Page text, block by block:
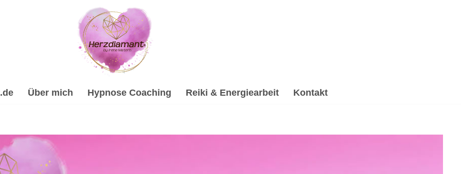
Über mich Hypnose Coaching Reiki & Energiearbeit Kontakt
Spirituelle Trauerverarbeitung & Trauerhilfe, Psychologische Beratung, Energiearbeit & Reiki,
☑️ Spirituelle Trauerverarbeitung & Trauerhilfe, ✔️ Hypnose, ✔️ Psychologische Beratung oder ✔️ Spirituelles
Dein Online Hypnose-Coach & psychologische Beraterin. Deine Zufriedenheit ist meine Priorität ✉.